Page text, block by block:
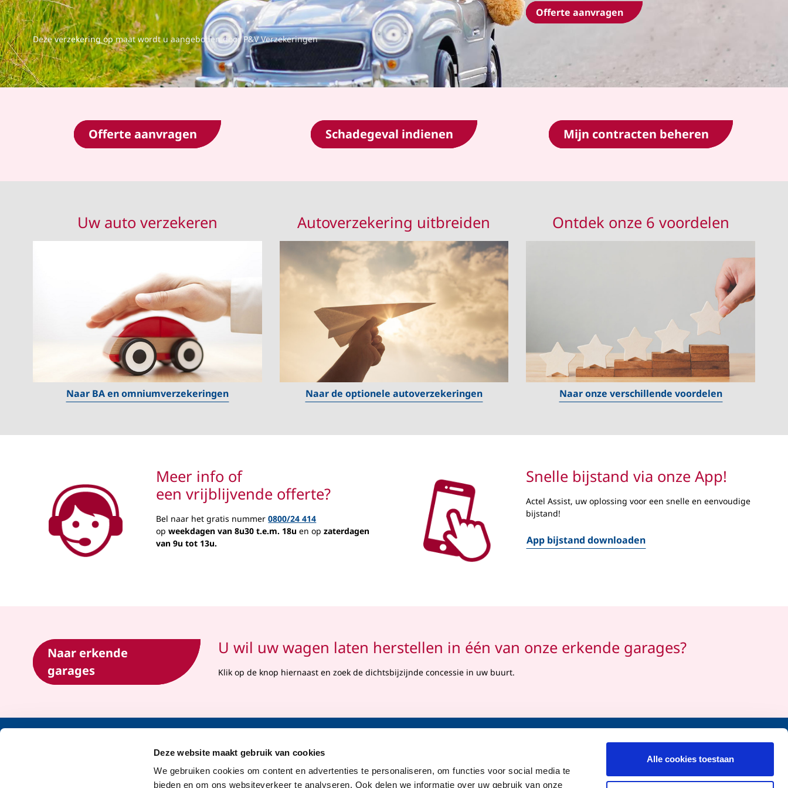
Deze website maakt gebruik van cookies
We gebruiken cookies om content en advertenties te personaliseren, om functies voor social media te
bieden en om ons websiteverkeer te analyseren. Ook delen we informatie over uw gebruik van onze
Alle cookies toestaan
Offerte aanvragen
Deze verzekering opmaat wordt u aangeboden door P&V Verzekeringen
Offerte aanvragen Schadegeval indienen Mijn contracten beheren
Uw auto verzekeren
Naar BA en omniumverzekeringen
Autoverzekering uitbreiden
Naar de optionele autoverzekeringen
Ontdek onze 6 voordelen
Naar onze verschillende voordelen
Meer info of
een vrijblijvende offerte?
Bel naar het gratis nummer0800/24 414
opweekdagen van 8u30 t.e.m. 18u en op zaterdagen
van 9u tot 13u.
Snelle bijstand via onze App!
Actel Assist, uw oplossing voor een snelle en eenvoudige
bijstand!
App bijstand downloaden
Naar erkende
garages
U wil uw wagen laten herstellen in één van onze erkende garages?
Klik op de knop hiernaast en zoek de dichtsbijzijnde concessie in uw buurt.
Onze autoverzekeringen
Contactgegevens
Ontdek onze verzekeringen
Voordelen